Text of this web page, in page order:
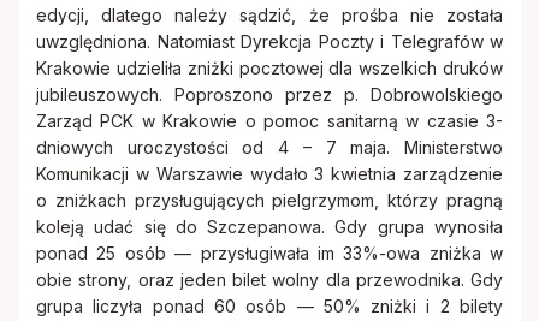
edycji, dlatego należy sądzić, że prośba nie została
uwzględniona. Natomiast Dyrekcja Poczty i Telegrafów w
Krakowie udzieliła zniżki pocztowej dla wszelkich druków
jubileuszowych. Poproszono przez p. Dobrowolskiego
Zarząd PCK w Krakowie o pomoc sanitarną w czasie 3-
dniowych uroczystości od 4 – 7 maja. Ministerstwo
Komunikacji w Warszawie wydało 3 kwietnia zarządzenie
o zniżkach przysługujących pielgrzymom, którzy pragną
koleją udać się do Szczepanowa. Gdy grupa wynosiła
ponad 25 osób — przysługiwała im 33%-owa zniżka w
obie strony, oraz jeden bilet wolny dla przewodnika. Gdy
grupa liczyła ponad 60 osób — 50% zniżki i 2 bilety